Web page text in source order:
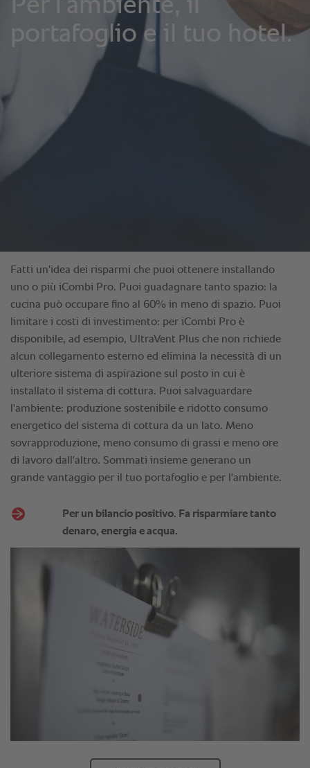
Fatti un'idea dei risparmi che puoi ottenere installando
uno o più iCombi Pro. Puoi guadagnare tanto spazio: la
cucina può occupare fino al 60% in meno di spazio. Puoi
limitare i costi di investimento: per iCombi Pro è
disponibile, ad esempio, UltraVent Plus che non richiede
alcun collegamento esterno ed elimina la necessità di un
ulteriore sistema di aspirazione sul posto in cui è
installato il sistema di cottura. Puoi salvaguardare
l'ambiente: produzione sostenibile e ridotto consumo
energetico del sistema di cottura da un lato. Meno
sovrapproduzione, meno consumo di grassi e meno ore
di lavoro dall'altro. Sommati insieme generano un
grande vantaggio per il tuo portafoglio e per l'ambiente.
Per un bilancio positivo. Fa risparmiare tanto
denaro, energia e acqua.